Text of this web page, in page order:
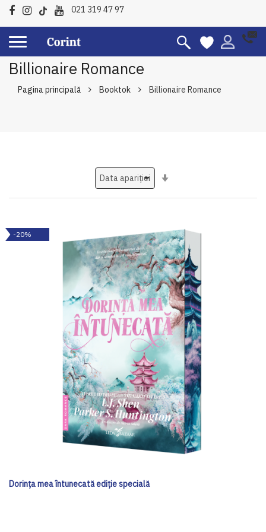
021 319 47 97
Billionaire Romance
Pagina principală Booktok Billionaire Romance
-20%
Dorința mea întunecată ediţie specială